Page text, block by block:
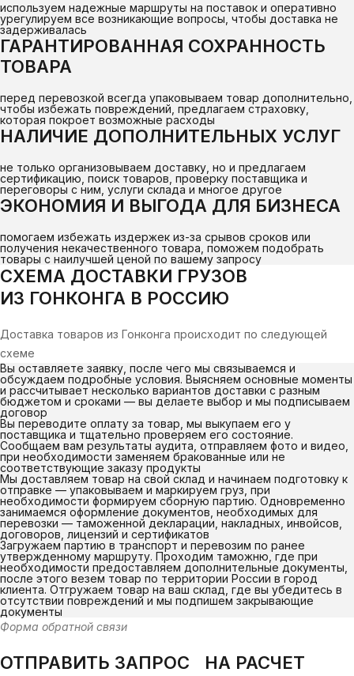
используем надежные маршруты на поставок и оперативно
урегулируем все возникающие вопросы, чтобы доставка не
задерживалась
ГАРАНТИРОВАННАЯ СОХРАННОСТЬ
ТОВАРА
перед перевозкой всегда упаковываем товар дополнительно,
чтобы избежать повреждений, предлагаем страховку,
которая покроет возможные расходы
НАЛИЧИЕ ДОПОЛНИТЕЛЬНЫХ УСЛУГ
не только организовываем доставку, но и предлагаем
сертификацию, поиск товаров, проверку поставщика и
переговоры с ним, услуги склада и многое другое
ЭКОНОМИЯ И ВЫГОДА ДЛЯ БИЗНЕСА
помогаем избежать издержек из-за срывов сроков или
получения некачественного товара, поможем подобрать
товары с наилучшей ценой по вашему запросу
СХЕМА ДОСТАВКИ ГРУЗОВ
ИЗ ГОНКОНГА В РОССИЮ
Доставка товаров из Гонконга происходит по следующей
схеме
Вы оставляете заявку, после чего мы связываемся и
обсуждаем подробные условия. Выясняем основные моменты
и рассчитывает несколько вариантов доставки с разным
бюджетом и сроками — вы делаете выбор и мы подписываем
договор
Вы переводите оплату за товар, мы выкупаем его у
поставщика и тщательно проверяем его состояние.
Сообщаем вам результаты аудита, отправляем фото и видео,
при необходимости заменяем бракованные или не
соответствующие заказу продукты
Мы доставляем товар на свой склад и начинаем подготовку к
отправке — упаковываем и маркируем груз, при
необходимости формируем сборную партию. Одновременно
занимаемся оформление документов, необходимых для
перевозки — таможенной декларации, накладных, инвойсов,
договоров, лицензий и сертификатов
Загружаем партию в транспорт и перевозим по ранее
утвержденному маршруту. Проходим таможню, где при
необходимости предоставляем дополнительные документы,
после этого везем товар по территории России в город
клиента. Отгружаем товар на ваш склад, где вы убедитесь в
отсутствии повреждений и мы подпишем закрывающие
документы
Форма обратной связи
ОТПРАВИТЬ ЗАПРОС НА РАСЧЕТ